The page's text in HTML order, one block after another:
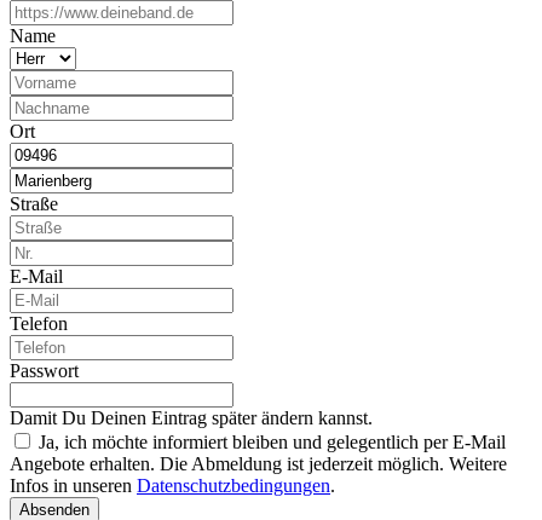
Name
Ort
Straße
E-Mail
Telefon
Passwort
Damit Du Deinen Eintrag später ändern kannst.
Ja, ich möchte informiert bleiben und gelegentlich per E-Mail
Angebote erhalten. Die Abmeldung ist jederzeit möglich. Weitere
Infos in unseren Datenschutzbedingungen.
Absenden